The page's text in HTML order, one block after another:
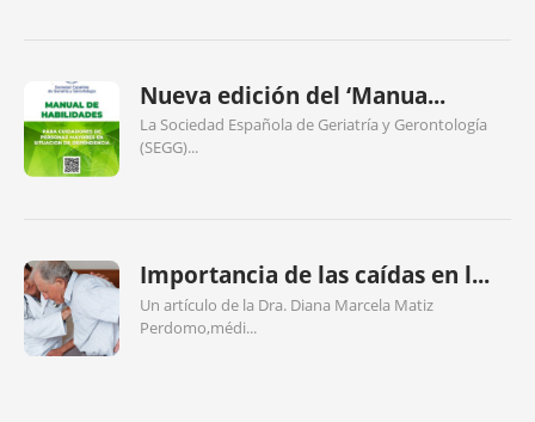
Nueva edición del ‘Manua...
La Sociedad Española de Geriatría y Gerontología
(SEGG)...
Importancia de las caídas en l...
Un artículo de la Dra. Diana Marcela Matiz
Perdomo,médi...